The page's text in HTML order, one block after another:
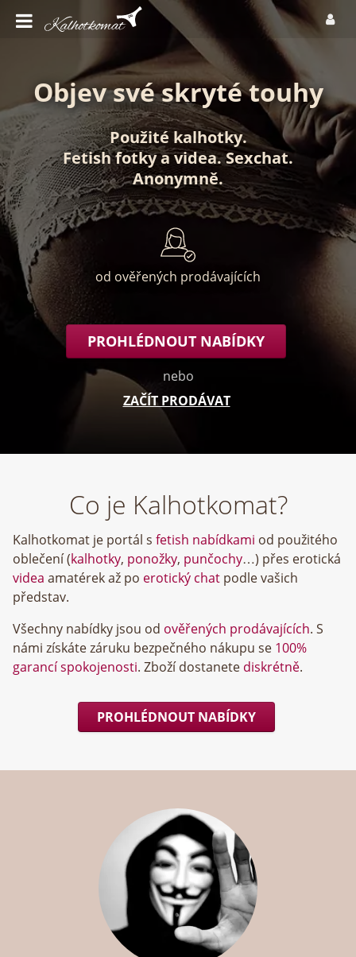
Objev své skryté touhy
Použité kalhotky.
Fetish fotkyavidea.Sexchat.
Anonymně.
od ověřených prodávajících
PROHLÉDNOUT NABÍDKY
nebo
ZAČÍT PRODÁVAT
Co je Kalhotkomat?
Kalhotkomat je portál s fetish nabídkami od použitého
oblečení (kalhotky, ponožky, punčochy…) přes erotická
videa amatérek až po erotický chat podle vašich
představ.
Všechny nabídky jsou od ověřených prodávajících. S
námi získáte záruku bezpečného nákupu se 100%
garancí spokojenosti. Zboží dostanete diskrétně.
PROHLÉDNOUT NABÍDKY